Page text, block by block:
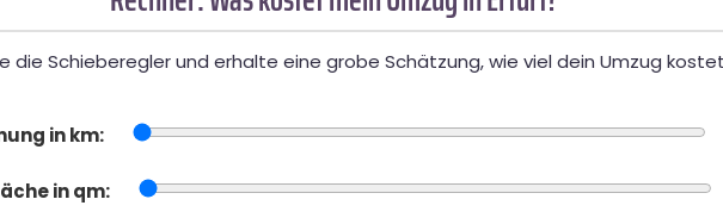
die Schieberegler und erhalte eine grobe Schätzung, wie viel dein Umzug
in km:
in qm: